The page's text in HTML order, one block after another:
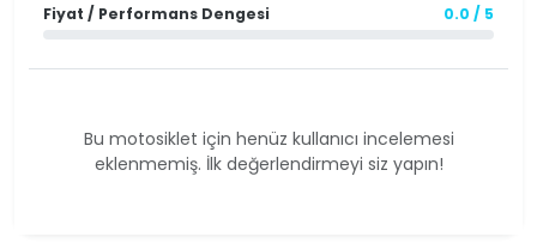
Fiyat / Performans Dengesi 0.0 / 5
Bu motosiklet için henüz kullanıcı incelemesi
eklenmemiş. İlk değerlendirmeyi siz yapın!